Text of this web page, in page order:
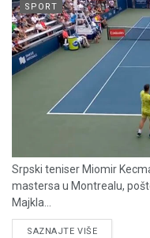
SPORT
Srpski teniser Miomir
mastersa u Montrealu,
Majkla...
SAZNAJTE VIŠEDETAILS